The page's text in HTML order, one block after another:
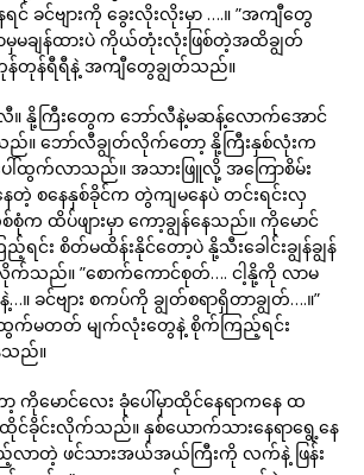
ခင်ဗျားကို ခွေးလိုးလိုးမှာ ….။ ”အကျီတွေ
မချန်ထားပဲ ကိုယ်တုံးလုံးဖြစ်တဲ့အထိချွတ်
တုန်တုန်ရီရီနဲ့ အကျီတွေချွတ်သည်။
လီ။ နို့ကြီးတွေက ဘော်လီနဲ့မဆန့်လောက်အောင်
သည်။ ဘော်လီချွတ်လိုက်တော့ နို့ကြီးနှစ်လုံးက
က်လာသည်။ အသားဖြူလို့ အကြောစိမ်း
စနေနှစ်ခိုင်က တွဲကျမနေပဲ တင်းရင်းလှ
စုံက ထိပ်ဖျားမှာ ကော့ချွန်နေသည်။ ကိုမောင်
င်း စိတ်မထိန်းနိုင်တော့ပဲ နို့သီးခေါင်းချွန်ချွန်
ည်။ ”စောက်ကောင်စုတ်…. ငါ့နို့ကို လာမ
နဲ့…။ ခင်ဗျား စကပ်ကို ချွတ်စရာရှိတာချွတ်….။”
ထွက်မတတ် မျက်လုံးတွေနဲ့ စိုက်ကြည့်ရင်း
ည်။
ကိုမောင်လေး ခုံပေါ်မှာထိုင်နေရာကနေ ထ
ထိုင်ခိုင်းလိုက်သည်။ နှစ်ယောက်သားနေရာရွေ့နေ
တဲ့ ဖင်သားအယ်အယ်ကြီးကို လက်နဲ့ ဖြန်း